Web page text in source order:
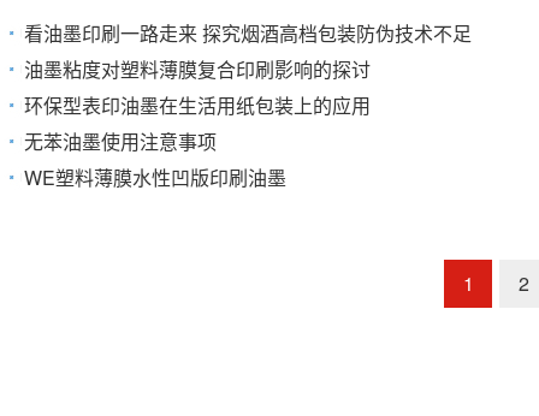
看油墨印刷一路走来 探究烟酒高档包装防伪技术不足
油墨粘度对塑料薄膜复合印刷影响的探讨
环保型表印油墨在生活用纸包装上的应用
无苯油墨使用注意事项
WE塑料薄膜水性凹版印刷油墨
1 2